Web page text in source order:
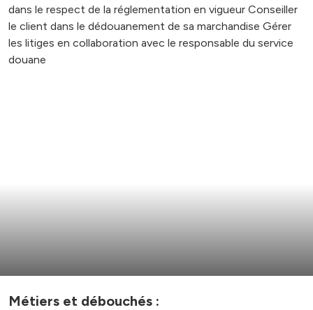
dans le respect de la réglementation en vigueur Conseiller
le client dans le dédouanement de sa marchandise Gérer
les litiges en collaboration avec le responsable du service
douane
Métiers et débouchés :